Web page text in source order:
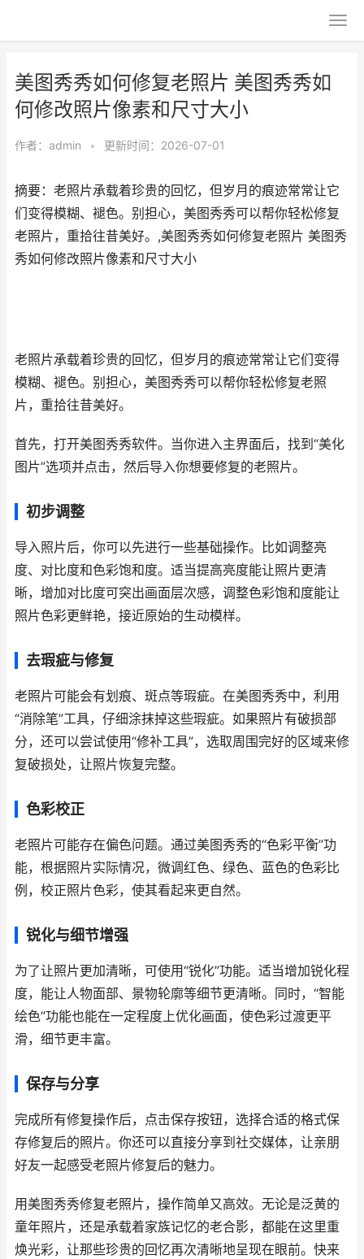
美图秀秀如何修复老照片 美图秀秀如
何修改照片像素和尺寸大小
作者： admin • 更新时间：2026-07-01
摘要：老照片承载着珍贵的回忆，但岁月的痕迹常常让它
们变得模糊、褪色。别担心，美图秀秀可以帮你轻松修复
老照片，重拾往昔美好。,美图秀秀如何修复老照片 美图秀
秀如何修改照片像素和尺寸大小
老照片承载着珍贵的回忆，但岁月的痕迹常常让它们变得
模糊、褪色。别担心，美图秀秀可以帮你轻松修复老照
片，重拾往昔美好。
首先，打开美图秀秀软件。当你进入主界面后，找到“美化
图片”选项并点击，然后导入你想要修复的老照片。
初步调整
导入照片后，你可以先进行一些基础操作。比如调整亮
度、对比度和色彩饱和度。适当提高亮度能让照片更清
晰，增加对比度可突出画面层次感，调整色彩饱和度能让
照片色彩更鲜艳，接近原始的生动模样。
去瑕疵与修复
老照片可能会有划痕、斑点等瑕疵。在美图秀秀中，利用
“消除笔”工具，仔细涂抹掉这些瑕疵。如果照片有破损部
分，还可以尝试使用“修补工具”，选取周围完好的区域来修
复破损处，让照片恢复完整。
色彩校正
老照片可能存在偏色问题。通过美图秀秀的“色彩平衡”功
能，根据照片实际情况，微调红色、绿色、蓝色的色彩比
例，校正照片色彩，使其看起来更自然。
锐化与细节增强
为了让照片更加清晰，可使用“锐化”功能。适当增加锐化程
度，能让人物面部、景物轮廓等细节更清晰。同时，“智能
绘色”功能也能在一定程度上优化画面，使色彩过渡更平
滑，细节更丰富。
保存与分享
完成所有修复操作后，点击保存按钮，选择合适的格式保
存修复后的照片。你还可以直接分享到社交媒体，让亲朋
好友一起感受老照片修复后的魅力。
用美图秀秀修复老照片，操作简单又高效。无论是泛黄的
童年照片，还是承载着家族记忆的老合影，都能在这里重
焕光彩，让那些珍贵的回忆再次清晰地呈现在眼前。快来